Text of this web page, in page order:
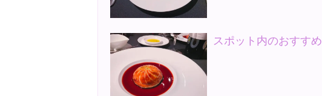
スポット内のおすすめ